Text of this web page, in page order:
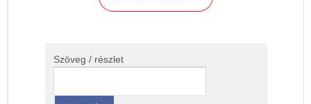
Szöveg / részlet